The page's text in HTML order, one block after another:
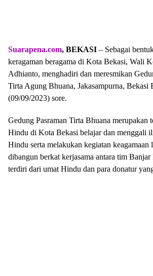
Suarapena.com, BEKASI – Sebagai
keragaman beragama di Kota Bekasi, Wali
Adhianto, menghadiri dan meresmikan
Tirta Agung Bhuana, Jakasampurna, Bekasi
(09/09/2023) sore.
Gedung Pasraman Tirta Bhuana merupakan
Hindu di Kota Bekasi belajar dan menggali
Hindu serta melakukan kegiatan
dibangun berkat kerjasama antara tim
terdiri dari umat Hindu dan para donatur